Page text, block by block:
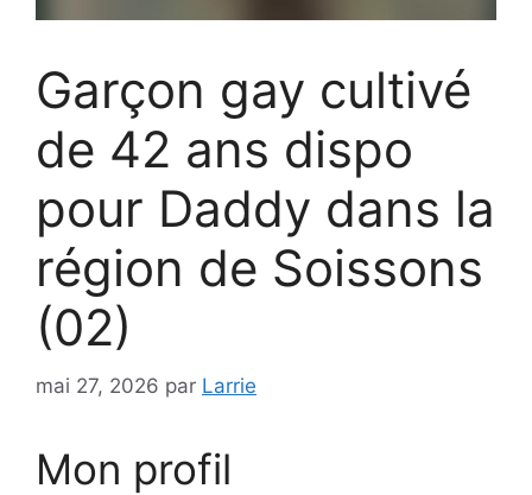
Garçon gay cultivé
de 42 ans dispo
pour Daddy dans la
région de Soissons
(02)
mai 27, 2026 par Larrie
Mon profil